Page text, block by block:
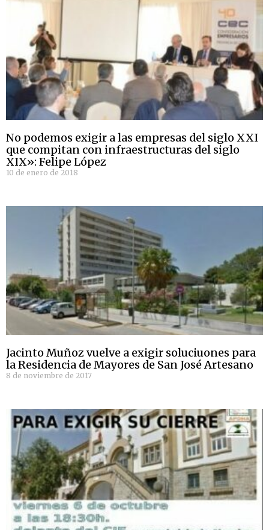
No podemos exigir a las empresas del siglo XXI
que compitan con infraestructuras del siglo
XIX»: Felipe López
10 de enero de 2018
Jacinto Muñoz vuelve a exigir soluciuones para
la Residencia de Mayores de San José Artesano
8 de noviembre de 2017